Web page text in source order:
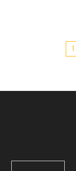
Paginación
entradas
1